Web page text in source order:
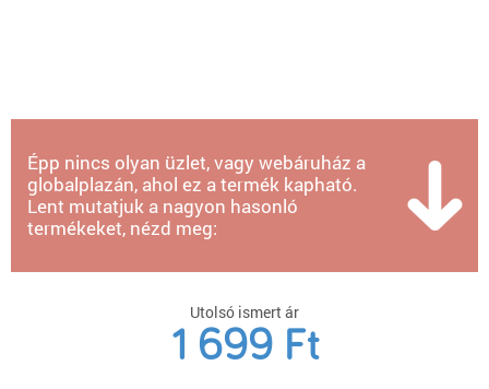
Épp nincs olyan üzlet, vagy webáruház a
globalplazán, ahol ez a termék kapható.
Lent mutatjuk a nagyon hasonló
termékeket, nézd meg:
Utolsó ismert ár
1 699 Ft